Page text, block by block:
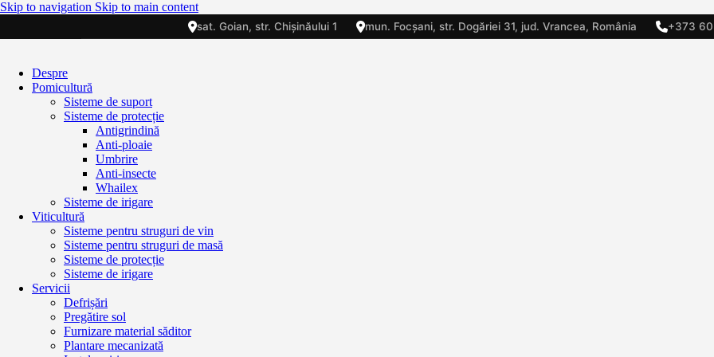
Skip to navigation Skip to main content
sat. Goian, str. Chișinăului 1 mun. Focșani, str. Dogăriei 31, jud. Vrancea, România +373
Despre
Pomicultură
Sisteme de suport
Sisteme de protecție
Antigrindină
Anti-ploaie
Umbrire
Anti-insecte
Whailex
Sisteme de irigare
Viticultură
Sisteme pentru struguri de vin
Sisteme pentru struguri de masă
Sisteme de protecție
Sisteme de irigare
Servicii
Defrișări
Pregătire sol
Furnizare material săditor
Plantare mecanizată